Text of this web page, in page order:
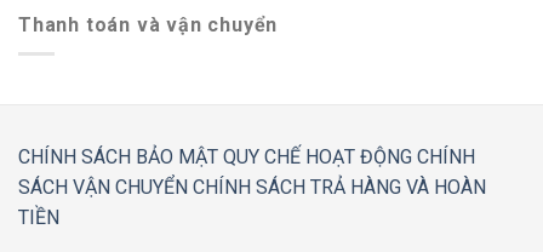
Thanh toán và vận chuyển
CHÍNH SÁCH BẢO MẬT QUY CHẾ HOẠT ĐỘNG CHÍNH
SÁCH VẬN CHUYỂN CHÍNH SÁCH TRẢ HÀNG VÀ HOÀN
TIỀN